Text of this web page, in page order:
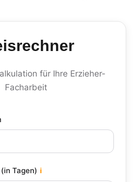
für Ihre Erzieher-
Facharbeit
Tagen) ℹ